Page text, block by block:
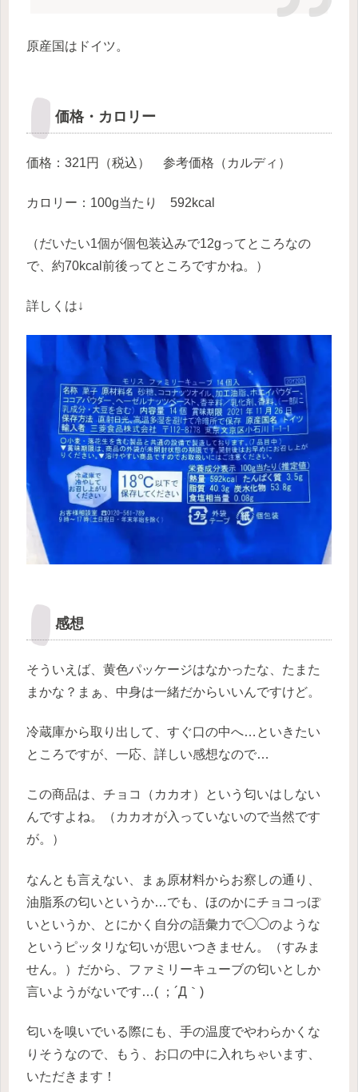
原産国はドイツ。
価格・カロリー
価格：321円（税込） 参考価格（カルディ）
カロリー：100g当たり 592kcal
（だいたい1個が個包装込みで12gってところなの
で、約70kcal前後ってところですかね。）
詳しくは↓
感想
そういえば、黄色パッケージはなかったな、たまた
まかな？まぁ、中身は一緒だからいいんですけど。
冷蔵庫から取り出して、すぐ口の中へ…といきたい
ところですが、一応、詳しい感想なので…
この商品は、チョコ（カカオ）という匂いはしない
んですよね。（カカオが入っていないので当然です
が。）
なんとも言えない、まぁ原材料からお察しの通り、
油脂系の匂いというか…でも、ほのかにチョコっぽ
いというか、とにかく自分の語彙力で◯◯のような
というピッタリな匂いが思いつきません。（すみま
せん。）だから、ファミリーキューブの匂いとしか
言いようがないです…( ；´Д｀)
匂いを嗅いでいる際にも、手の温度でやわらかくな
りそうなので、もう、お口の中に入れちゃいます、
いただきます！